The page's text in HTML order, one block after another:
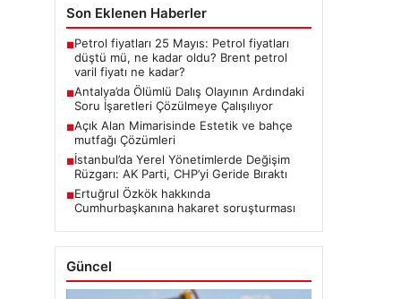
Son Eklenen Haberler
■Petrol fiyatları 25 Mayıs: Petrol fiyatları
düştü mü, ne kadar oldu? Brent petrol
varil fiyatı ne kadar?
■Antalya’da Ölümlü Dalış Olayının Ardındaki
Soru İşaretleri Çözülmeye Çalışılıyor
■Açık Alan Mimarisinde Estetik ve bahçe
mutfağı Çözümleri
■İstanbul’da Yerel Yönetimlerde Değişim
Rüzgarı: AK Parti, CHP’yi Geride Bıraktı
■Ertuğrul Özkök hakkında
Cumhurbaşkanına hakaret soruşturması
Güncel